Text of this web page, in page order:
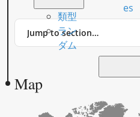
類型
ラン
ダム
es
Jump
Map